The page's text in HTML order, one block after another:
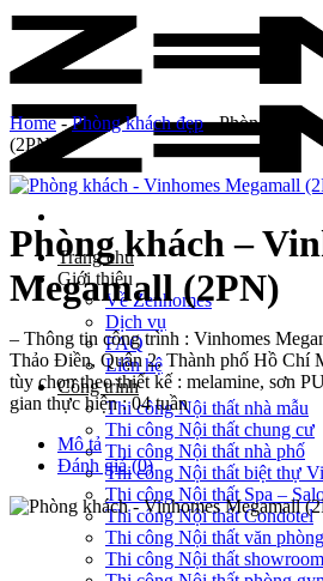
Skip
content
Trang chủ
Giới thiệu
Về Zenhomes
Dịch vụ
FAQ
Liên hệ
Công trình
Thi công Nội thất nhà mẫu
Thi công Nội thất chung cư
Thi công Nội thất nhà phố
Thi công Nội thất biệt thự
Thi công Nội thất Spa –
Thi công Nội thất Condotel
Thi công Nội thất văn phòng
Thi công Nội thất showroom
Home-Phòng khách đẹp-Phòng
(2PN)
Phòng khách –
Megamall (2PN)
– Thông tin công trình : Vinhomes
Thảo Điền, Quận 2, Thành phố Hồ Chí
tùy chọn theo thiết kế : melamine, sơn
gian thực hiện : 04 tuần
Mô tả
Đánh giá (0)